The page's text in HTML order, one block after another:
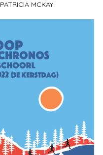
PATRICIA MCKAY